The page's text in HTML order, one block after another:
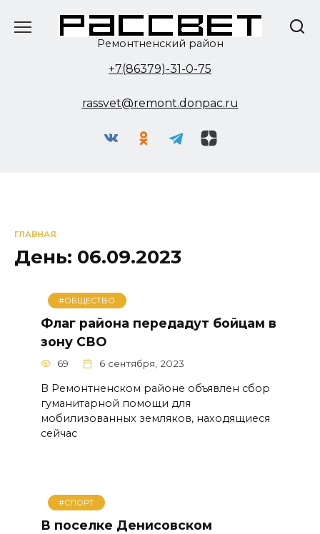
Ремонтненский район
+7(86379)-31-0-75
rassvet@remont.donpac.ru
ГЛАВНАЯ
День: 06.09.2023
#ОБЩЕСТВО
Флаг района передадут бойцам в
зону СВО
69 6 сентября, 2023
В Ремонтненском районе объявлен сбор
гуманитарной помощи для
мобилизованных земляков, находящиеся
сейчас
#СПОРТ
В поселке Денисовском